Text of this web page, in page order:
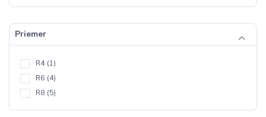
Priemer
R4 (1)
R6 (4)
R8 (5)